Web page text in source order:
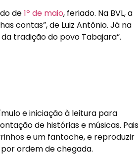
de1º de maio, feriado. Na BVL, a
contas”, de Luiz Antônio. Já na
tradição do povo Tabajara”.
e iniciação à leitura para
de histórias e músicas. Pais
e um fantoche, e reproduzir
ordem de chegada.